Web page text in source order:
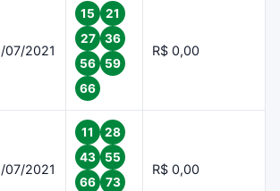
07/2021
15
21
27
36
56
59
66
R$ 0,00
07/2021
11
28
43
55
66
73
R$ 0,00